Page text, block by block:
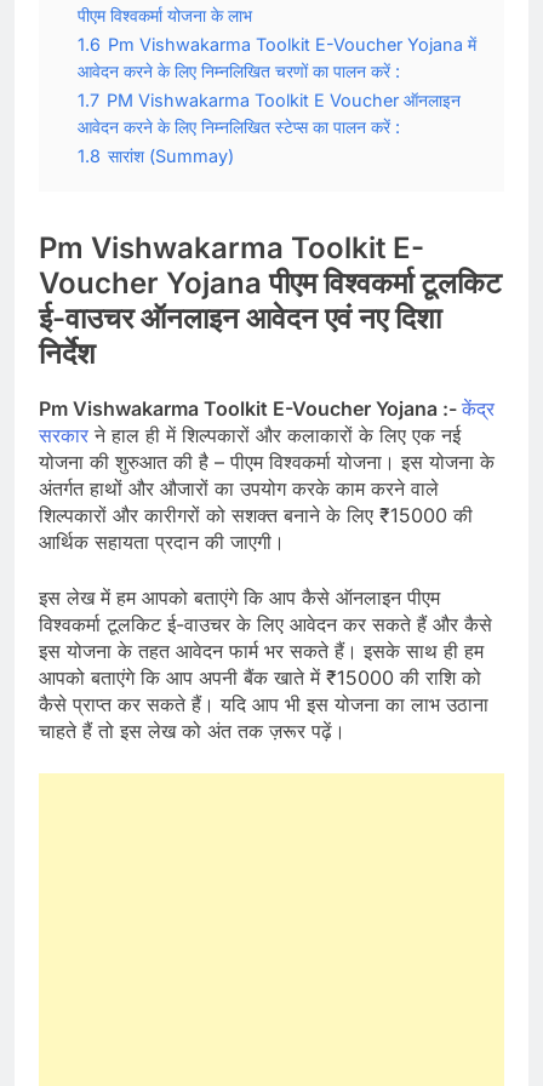
पीएम विश्वकर्मा योजना के लाभ
1.6 Pm Vishwakarma Toolkit E-Voucher Yojana में
आवेदन करने के लिए निम्नलिखित चरणों का पालन करें :
1.7 PM Vishwakarma Toolkit E Voucher ऑनलाइन
आवेदन करने के लिए निम्नलिखित स्टेप्स का पालन करें :
1.8 सारांश (Summay)
Pm Vishwakarma Toolkit E-
Voucher Yojana पीएम विश्वकर्मा टूलकिट
ई-वाउचर ऑनलाइन आवेदन एवं नए दिशा
निर्देश
Pm Vishwakarma Toolkit E-Voucher Yojana :-केंद्र
सरकार ने हाल ही में शिल्पकारों और कलाकारों के लिए एक नई
योजना की शुरुआत की है – पीएम विश्वकर्मा योजना। इस योजना के
अंतर्गत हाथों और औजारों का उपयोग करके काम करने वाले
शिल्पकारों और कारीगरों को सशक्त बनाने के लिए ₹15000 की
आर्थिक सहायता प्रदान की जाएगी।
इस लेख में हम आपको बताएंगे कि आप कैसे ऑनलाइन पीएम
विश्वकर्मा टूलकिट ई-वाउचर के लिए आवेदन कर सकते हैं और कैसे
इस योजना के तहत आवेदन फार्म भर सकते हैं। इसके साथ ही हम
आपको बताएंगे कि आप अपनी बैंक खाते में ₹15000 की राशि को
कैसे प्राप्त कर सकते हैं। यदि आप भी इस योजना का लाभ उठाना
चाहते हैं तो इस लेख को अंत तक ज़रूर पढ़ें।